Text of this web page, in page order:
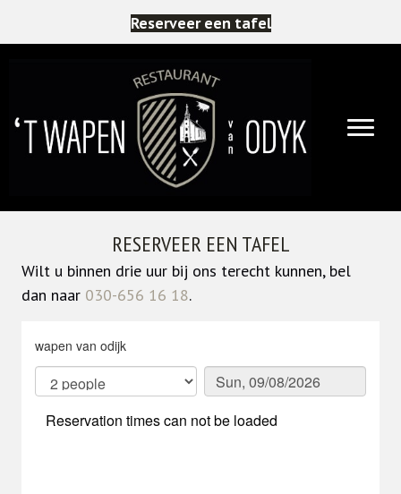
Reserveer een tafel
RESERVEER EEN TAFEL
Wilt u binnen drie uur bij ons terecht kunnen, bel
dan naar 030-656 16 18.